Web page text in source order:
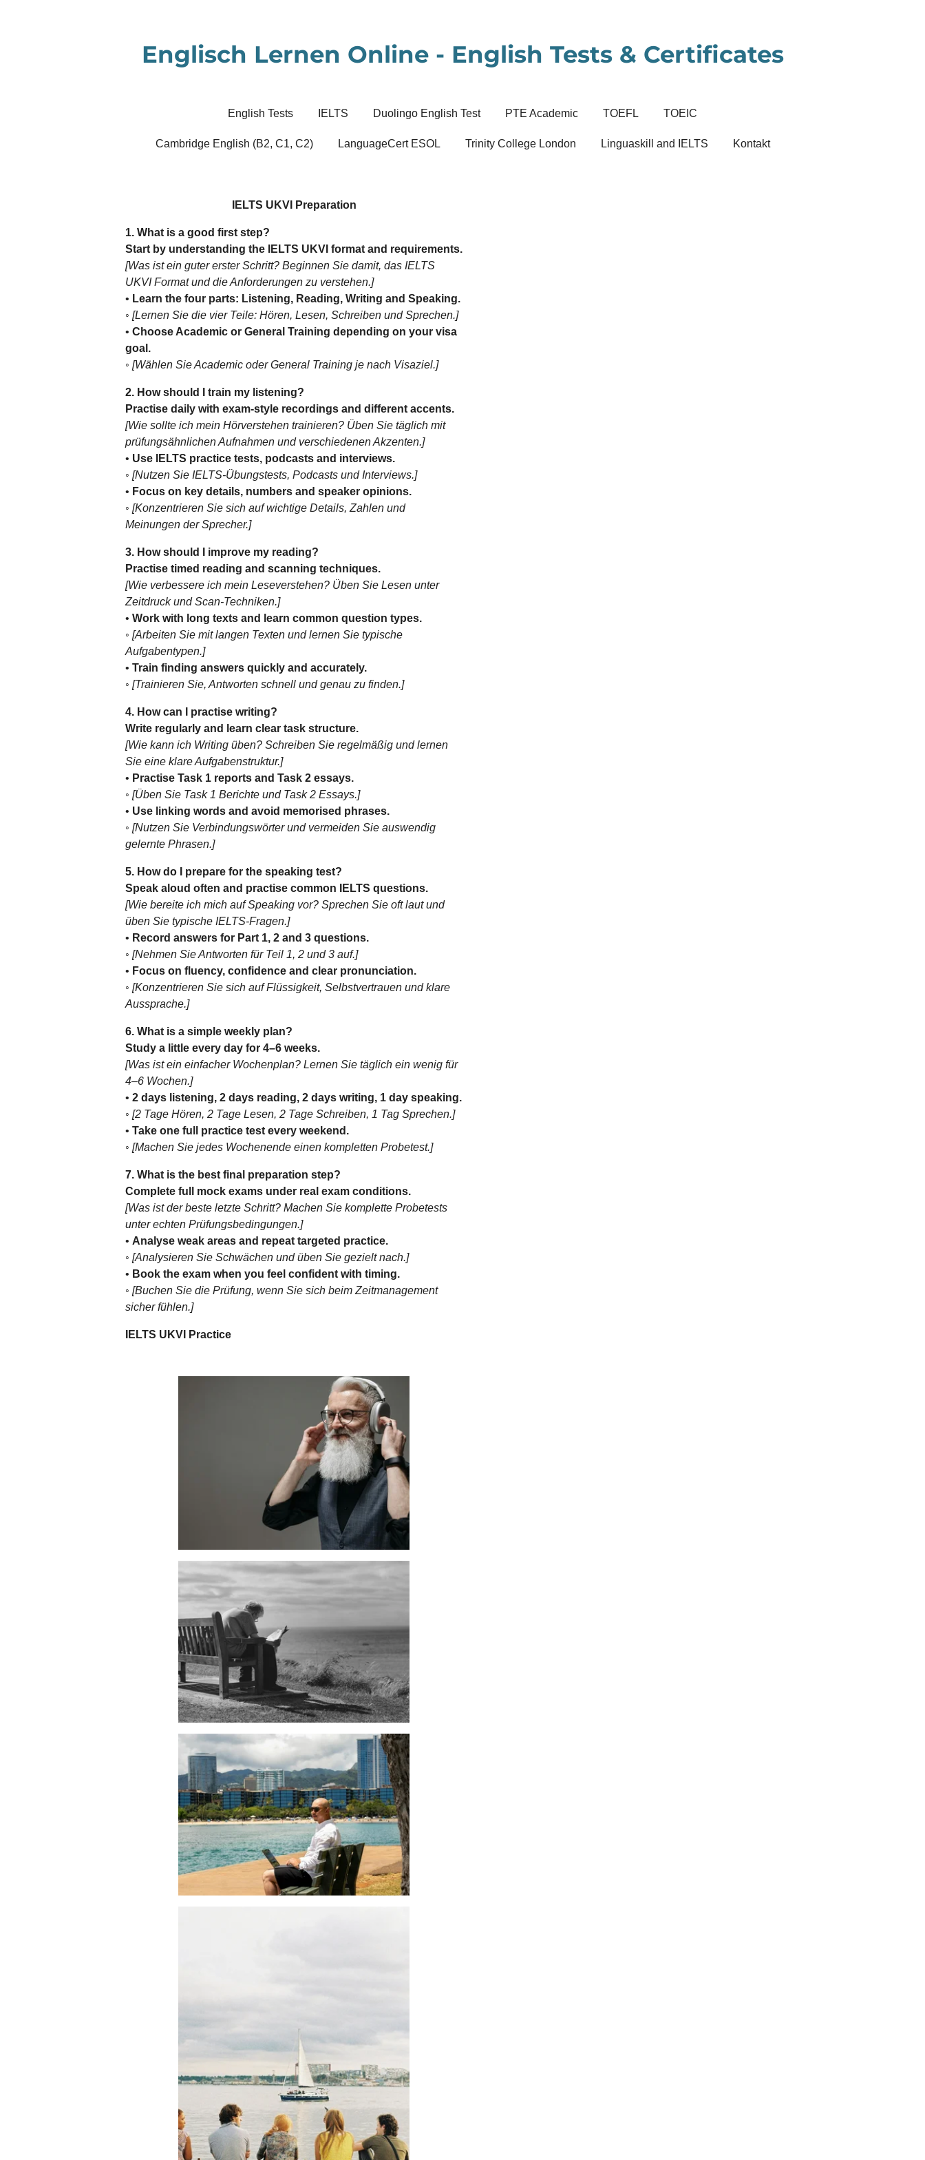
Englisch Lernen Online - English Tests & Certificates
English Tests IELTS Duolingo English Test PTE Academic TOEFL TOEIC
Cambridge English (B2, C1, C2) LanguageCert ESOL Trinity College London Linguaskill and IELTS Kontakt
IELTS UKVI Preparation
1. What is a good first step?
Start by understanding the IELTS UKVI format and requirements.
[Was ist ein guter erster Schritt? Beginnen Sie damit, das IELTS
UKVI Format und die Anforderungen zu verstehen.]
• Learn the four parts: Listening, Reading, Writing and Speaking.
◦ [Lernen Sie die vier Teile: Hören, Lesen, Schreiben und Sprechen.]
• Choose Academic or General Training depending on your visa
goal.
◦ [Wählen Sie Academic oder General Training je nach Visaziel.]
2. How should I train my listening?
Practise daily with exam-style recordings and different accents.
[Wie sollte ich mein Hörverstehen trainieren? Üben Sie täglich mit
prüfungsähnlichen Aufnahmen und verschiedenen Akzenten.]
• Use IELTS practice tests, podcasts and interviews.
◦ [Nutzen Sie IELTS-Übungstests, Podcasts und Interviews.]
• Focus on key details, numbers and speaker opinions.
◦ [Konzentrieren Sie sich auf wichtige Details, Zahlen und
Meinungen der Sprecher.]
3. How should I improve my reading?
Practise timed reading and scanning techniques.
[Wie verbessere ich mein Leseverstehen? Üben Sie Lesen unter
Zeitdruck und Scan-Techniken.]
• Work with long texts and learn common question types.
◦ [Arbeiten Sie mit langen Texten und lernen Sie typische
Aufgabentypen.]
• Train finding answers quickly and accurately.
◦ [Trainieren Sie, Antworten schnell und genau zu finden.]
4. How can I practise writing?
Write regularly and learn clear task structure.
[Wie kann ich Writing üben? Schreiben Sie regelmäßig und lernen
Sie eine klare Aufgabenstruktur.]
• Practise Task 1 reports and Task 2 essays.
◦ [Üben Sie Task 1 Berichte und Task 2 Essays.]
• Use linking words and avoid memorised phrases.
◦ [Nutzen Sie Verbindungswörter und vermeiden Sie auswendig
gelernte Phrasen.]
5. How do I prepare for the speaking test?
Speak aloud often and practise common IELTS questions.
[Wie bereite ich mich auf Speaking vor? Sprechen Sie oft laut und
üben Sie typische IELTS-Fragen.]
• Record answers for Part 1, 2 and 3 questions.
◦ [Nehmen Sie Antworten für Teil 1, 2 und 3 auf.]
• Focus on fluency, confidence and clear pronunciation.
◦ [Konzentrieren Sie sich auf Flüssigkeit, Selbstvertrauen und klare
Aussprache.]
6. What is a simple weekly plan?
Study a little every day for 4–6 weeks.
[Was ist ein einfacher Wochenplan? Lernen Sie täglich ein wenig für
4–6 Wochen.]
• 2 days listening, 2 days reading, 2 days writing, 1 day speaking.
◦ [2 Tage Hören, 2 Tage Lesen, 2 Tage Schreiben, 1 Tag Sprechen.]
• Take one full practice test every weekend.
◦ [Machen Sie jedes Wochenende einen kompletten Probetest.]
7. What is the best final preparation step?
Complete full mock exams under real exam conditions.
[Was ist der beste letzte Schritt? Machen Sie komplette Probetests
unter echten Prüfungsbedingungen.]
• Analyse weak areas and repeat targeted practice.
◦ [Analysieren Sie Schwächen und üben Sie gezielt nach.]
• Book the exam when you feel confident with timing.
◦ [Buchen Sie die Prüfung, wenn Sie sich beim Zeitmanagement
sicher fühlen.]
IELTS UKVI Practice